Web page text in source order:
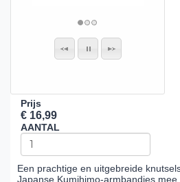
Prijs
€ 16,99
AANTAL
Een prachtige en uitgebreide
Japanse Kumihimo-armbandjes